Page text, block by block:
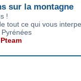
sur la montagne
!
tout ce qui vous
Pteam